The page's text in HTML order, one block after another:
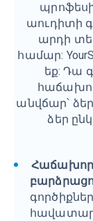
աուդիտի
արդի
համար:
եք: Դա
անվճար՝
ձեր